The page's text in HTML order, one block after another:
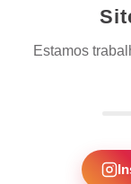
Estamos